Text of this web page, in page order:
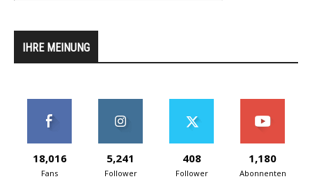
IHRE MEINUNG
18,016
Fans
5,241
Follower
408
Follower
1,180
Abonnenten